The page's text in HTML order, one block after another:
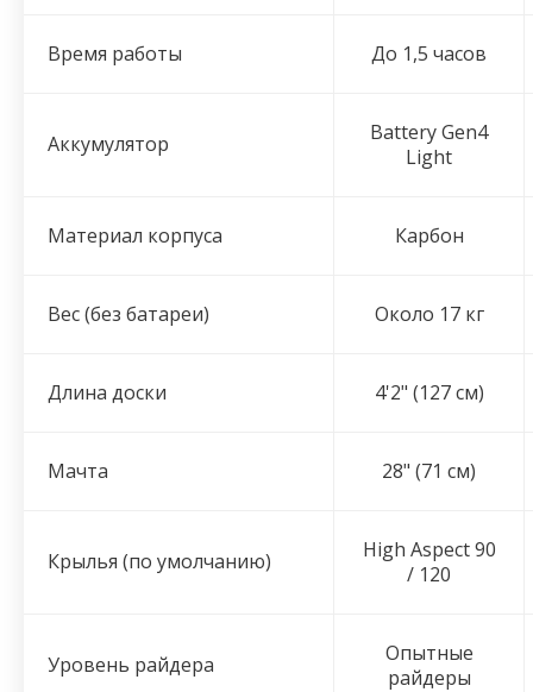
Время работы До 1,5 часов
Аккумулятор
Battery Gen4
Light
Материал корпуса Карбон
Вес (без батареи) Около 17 кг
Длина доски 4'2" (127 см)
Мачта 28" (71 см)
Крылья (по умолчанию)
High Aspect 90
/ 120
Уровень райдера
Опытные
райдеры